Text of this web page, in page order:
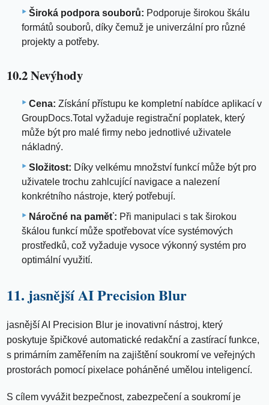
Široká podpora souborů: Podporuje širokou škálu
formátů souborů, díky čemuž je univerzální pro různé
projekty a potřeby.
10.2 Nevýhody
Cena: Získání přístupu ke kompletní nabídce aplikací v
GroupDocs.Total vyžaduje registrační poplatek, který
může být pro malé firmy nebo jednotlivé uživatele
nákladný.
Složitost: Díky velkému množství funkcí může být pro
uživatele trochu zahlcující navigace a nalezení
konkrétního nástroje, který potřebují.
Náročné na paměť: Při manipulaci s tak širokou
škálou funkcí může spotřebovat více systémových
prostředků, což vyžaduje vysoce výkonný systém pro
optimální využití.
11. jasnější AI Precision Blur
jasnější AI Precision Blur je inovativní nástroj, který
poskytuje špičkové automatické redakční a zastírací funkce,
s primárním zaměřením na zajištění soukromí ve veřejných
prostorách pomocí pixelace poháněné umělou inteligencí.
S cílem vyvážit bezpečnost, zabezpečení a soukromí je